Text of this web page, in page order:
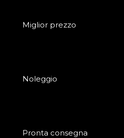
Miglior prezzo
Noleggio
Pronta consegna